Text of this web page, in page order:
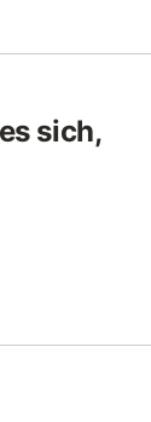
sich,